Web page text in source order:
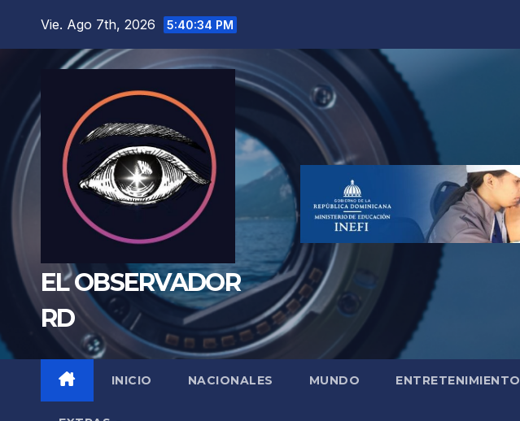
Vie. Ago 7th, 2026 5:40:35 PM
EL OBSERVADOR
RD
INICIO NACIONALES MUNDO ENTRETENIMIENTO